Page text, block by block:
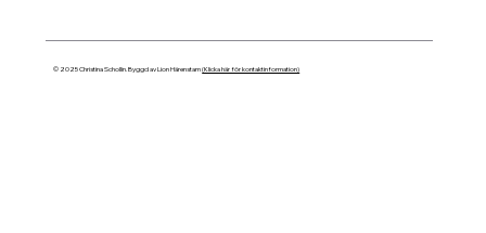
© 2025 Christina Schollin. Byggd av Lion Härenstam(Klicka här för kontaktinformation)